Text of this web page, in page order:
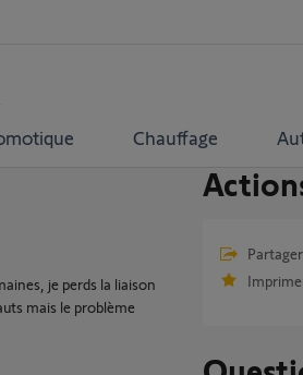
Chauffage
je perds la liaison
mais le problème